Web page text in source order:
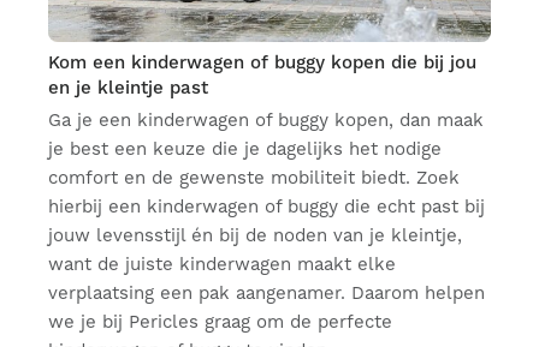
Kom een kinderwagen of buggy kopen die bij jou
en je kleintje past
Ga je een kinderwagen of buggy kopen, dan maak
je best een keuze die je dagelijks het nodige
comfort en de gewenste mobiliteit biedt. Zoek
hierbij een kinderwagen of buggy die echt past bij
jouw levensstijl én bij de noden van je kleintje,
want de juiste kinderwagen maakt elke
verplaatsing een pak aangenamer. Daarom helpen
we je bij Pericles graag om de perfecte